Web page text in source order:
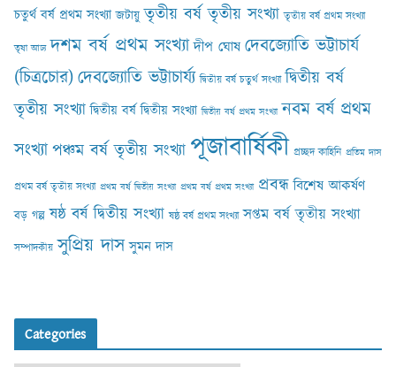
চতুর্থ বর্ষ প্রথম সংখ্যা জটায়ু তৃতীয় বর্ষ তৃতীয় সংখ্যা তৃতীয় বর্ষ প্রথম সংখ্যা
তৃষা আঢ‍্য দশম বর্ষ প্রথম সংখ্যা দীপ ঘোষ দেবজ্যোতি ভট্টাচার্য
(চিত্রচোর)দেবজ্যোতি ভট্টাচার্য্য দ্বিতীয় বর্ষ চতুর্থ সংখ্যা দ্বিতীয় বর্ষ
তৃতীয় সংখ্যা দ্বিতীয় বর্ষ দ্বিতীয় সংখ্যা দ্বিতীয় বর্ষ প্রথম সংখ্যা নবম বর্ষ প্রথম
সংখ্যাপঞ্চম বর্ষ তৃতীয় সংখ্যা পূজাবার্ষিকী প্রচ্ছদ কাহিনি প্রতিম দাস
প্রথম বর্ষ তৃতীয় সংখ্যা প্রথম বর্ষ দ্বিতীয় সংখ্যা প্রথম বর্ষ প্রথম সংখ্যা প্রবন্ধ বিশেষ আকর্ষণ
বড় গল্প ষষ্ঠ বর্ষ দ্বিতীয় সংখ্যা ষষ্ঠ বর্ষ প্রথম সংখ্যা সপ্তম বর্ষ তৃতীয় সংখ্যা
সম্পাদকীয় সুপ্রিয় দাস সুমন দাস
Categories